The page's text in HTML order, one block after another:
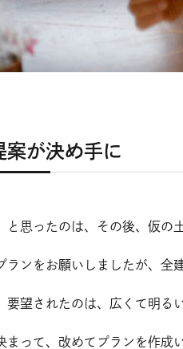
案が決め手に
と思ったのは、その後、仮の
ランをお願いしましたが、全
要望されたのは、広くて明る
まって、改めてプランを作成